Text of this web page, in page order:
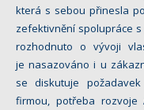
která s sebou přinesla
zefektivnění spolupráce
rozhodnuto o vývoji
je nasazováno i u
se diskutuje
firmou, potřeba rozvoje